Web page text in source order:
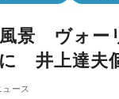
景 ヴォー
井上達夫
ュース